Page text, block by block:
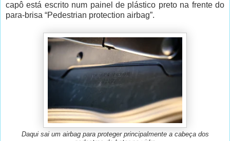
capô está escrito num painel de plástico preto na frente do
para-brisa “Pedestrian protection airbag”.
Daqui sai um airbag para proteger principalmente a cabeça dos